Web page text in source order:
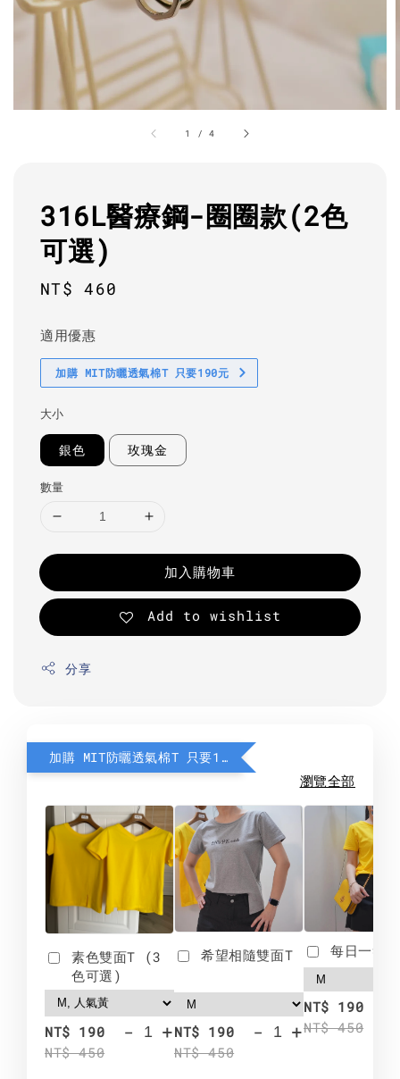
1 /4
316L醫療鋼-圈圈款(2色
可選)
Regular
NT$ 460
適用優惠
加購 MIT防曬透氣棉T 只要190元
大小
銀色 玫瑰金
數量
加入購物車
Add to wishlist
分享
加購 MIT防曬透氣棉T 只要190元
瀏覽全部
素色雙面T (3
色可選)
NT$ 190
NT$ 450
- +
希望相隨雙面T
NT$ 190
NT$ 450
- +
每日一笑
NT$ 190
NT$ 450